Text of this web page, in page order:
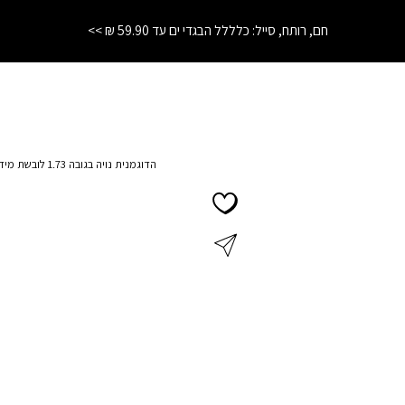
התחרטת? לא נורא! החזרות והחלפות עד 21 יום בחנויות הרשת
הדוגמנית נויה בגובה 1.73 לובשת מידה S